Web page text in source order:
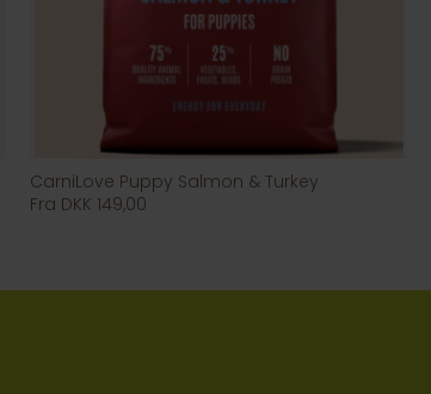
CarniLove Puppy Salmon & Turkey
Fra DKK 149,00